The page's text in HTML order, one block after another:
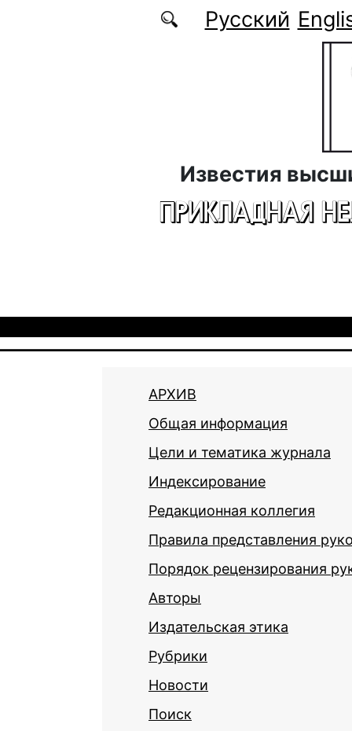
Перейти к основному содержаниюРусский
Известия
ПРИКЛАДНАЯ
АРХИВ
Общая информация
Цели и тематика журнала
Индексирование
Редакционная коллегия
Правила представления
Порядок рецензирования
Авторы
Издательская этика
Рубрики
Новости
Поиск